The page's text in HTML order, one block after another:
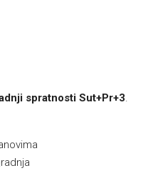
spratnosti Sut+Pr+3.